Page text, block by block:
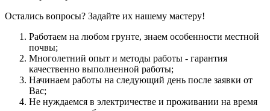
Остались вопросы? Задайте их нашему мастеру!
Работаем на любом грунте, знаем особенности местной
почвы;
Многолетний опыт и методы работы - гарантия
качественно выполненной работы;
Начинаем работы на следующий день после заявки от
Вас;
Не нуждаемся в электричестве и проживании на время